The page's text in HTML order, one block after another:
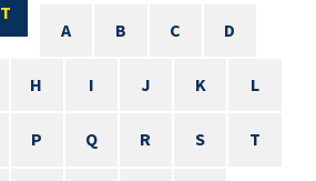
A
B C D
H I J K L
P Q R S T